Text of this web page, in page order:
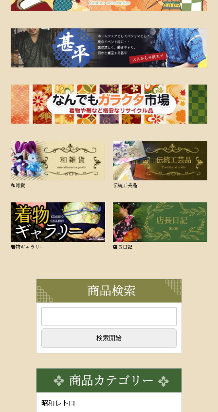
和雑貨 伝統工芸品
着物ギャラリー 店長日記
昭和レトロ